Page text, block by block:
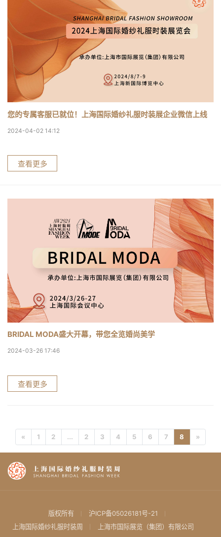
您的专属客服已就位！上海国际婚纱礼服时装展企业微信上线
2024-04-02 14:12
查看更多
BRIDAL MODA盛大开幕，带您全览婚尚美学
2024-03-26 17:46
查看更多
« 1 2 ... 2 3 4 5 6 7 8 »
版权所有
沪ICP备05026181号-21
上海国际婚纱礼服时装周
上海市国际展览（集团）有限公司